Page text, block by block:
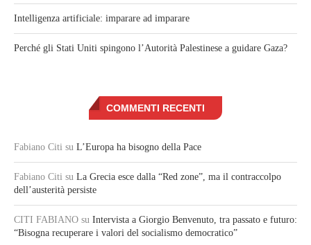
Intelligenza artificiale: imparare ad imparare
Perché gli Stati Uniti spingono l’Autorità Palestinese a guidare Gaza?
COMMENTI RECENTI
Fabiano Citi su L’Europa ha bisogno della Pace
Fabiano Citi su La Grecia esce dalla “Red zone”, ma il contraccolpo
dell’austerità persiste
CITI FABIANO su Intervista a Giorgio Benvenuto, tra passato e futuro:
“Bisogna recuperare i valori del socialismo democratico”